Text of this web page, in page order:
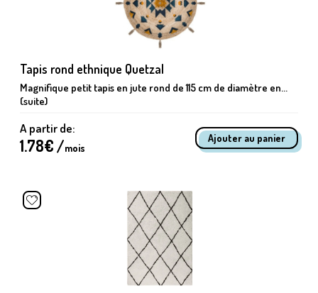
Tapis rond ethnique Quetzal
Magnifique petit tapis en jute rond de 115 cm de diamètre en...
(suite)
A partir de:
1.78€ /mois